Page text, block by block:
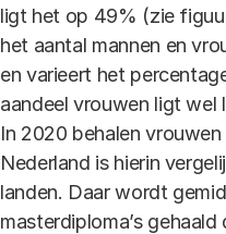
ligt het op 49% (zie
het aantal mannen en
en varieert het
aandeel vrouwen ligt wel
In 2020 behalen
Nederland is hierin
landen. Daar wordt
masterdiploma’s